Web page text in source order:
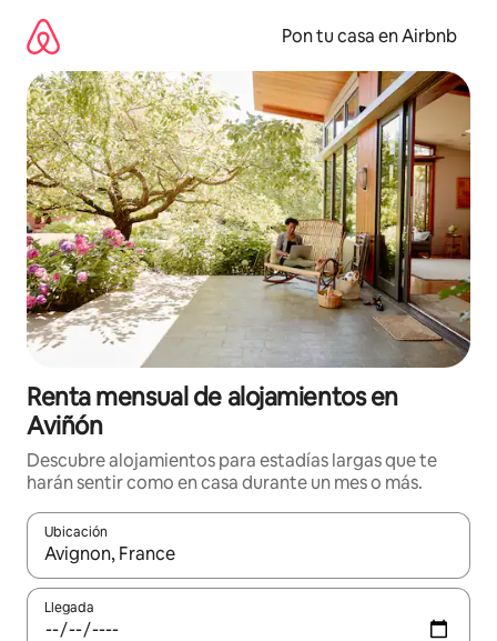
contenido
Pon tu casa en Airbnb
Renta mensual de alojamientos en
Aviñón
Descubre alojamientos para estadías largas que te
harán sentir como en casa durante un mes o más.
Ubicación
Cuando los resultados estén disponibles, navega con las
Llegada